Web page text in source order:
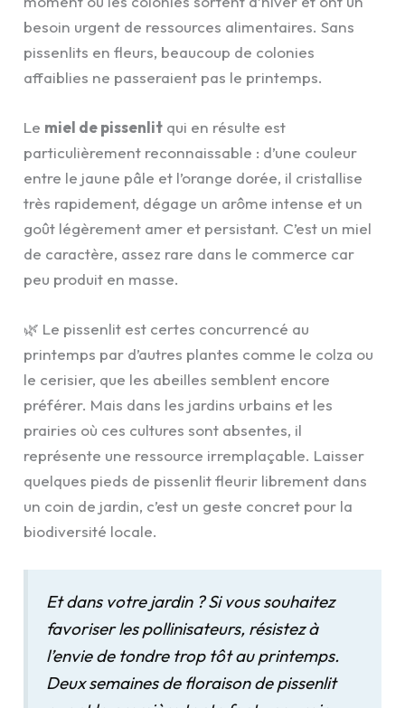
besoin urgent de ressources alimentaires. Sans
pissenlits en fleurs, beaucoup de colonies
affaiblies ne passeraient pas le printemps.
Le miel de pissenlit qui en résulte est
particulièrement reconnaissable : d’une couleur
entre le jaune pâle et l’orange dorée, il cristallise
très rapidement, dégage un arôme intense et un
goût légèrement amer et persistant. C’est un miel
de caractère, assez rare dans le commerce car
peu produit en masse.
🌿 Le pissenlit est certes concurrencé au
printemps par d’autres plantes comme le colza ou
le cerisier, que les abeilles semblent encore
préférer. Mais dans les jardins urbains et les
prairies où ces cultures sont absentes, il
représente une ressource irremplaçable. Laisser
quelques pieds de pissenlit fleurir librement dans
un coin de jardin, c’est un geste concret pour la
biodiversité locale.
Et dans votre jardin ? Si vous souhaitez
favoriser les pollinisateurs, résistez à
l’envie de tondre trop tôt au printemps.
Deux semaines de floraison de pissenlit